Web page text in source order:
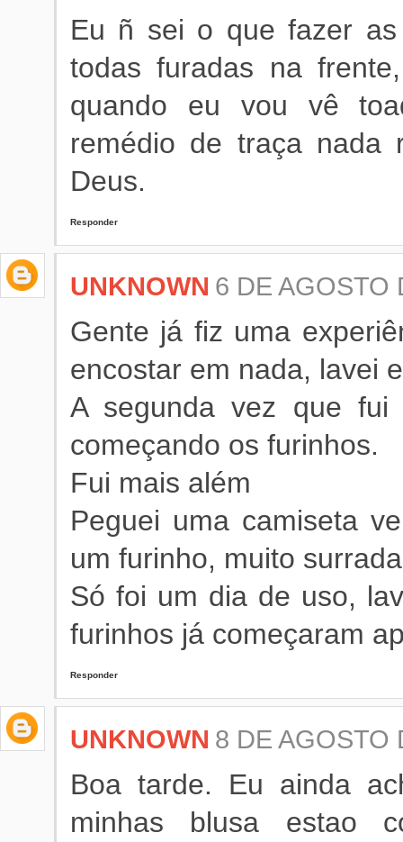
Eu ñ sei o que fazer as
todas furadas na
quando eu vou vê
remédio de traça nada
Deus.
Responder
UNKNOWN 6 DE AGOSTO
Gente já fiz uma
encostar em nada, lavei
A segunda vez que
começando os furinhos.
Fui mais além
Peguei uma camiseta
um furinho, muito
Só foi um dia de uso,
furinhos já começaram
Responder
UNKNOWN 8 DE AGOSTO
Boa tarde. Eu ainda
minhas blusa estao